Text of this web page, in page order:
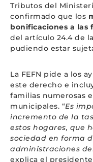
Tributos del
confirmado que los
bonificaciones a las
del artículo 24.4 de
pudiendo estar
La FEFN pide a los
este derecho e
familias numerosas
municipales. “Es
incremento de la
estos hogares, que
sociedad en forma
administraciones
explica el presidente